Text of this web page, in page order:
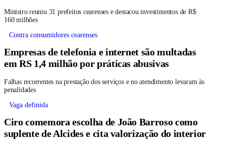
Ministro reuniu 31 prefeitos cearenses e destacou investimentos de R$
160 milhões
Contra consumidores cearenses
Empresas de telefonia e internet são multadas
em RS 1,4 milhão por práticas abusivas
Falhas recorrentes na prestação dos serviços e no atendimento levaram às
penalidades
Vaga definida
Ciro comemora escolha de João Barroso como
suplente de Alcides e cita valorização do interior